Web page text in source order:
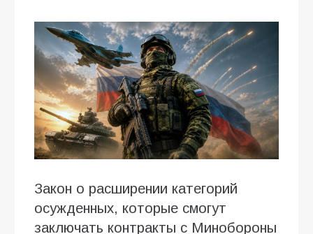
Закон о расширении категорий
осужденных, которые смогут
заключать контракты с Минобороны